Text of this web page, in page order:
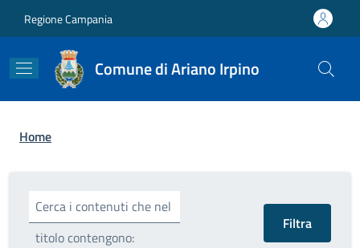
Regione Campania
Comune di Ariano Irpino
Briciole di pane
Home
Cerca i contenuti che nel
titolo contengono: